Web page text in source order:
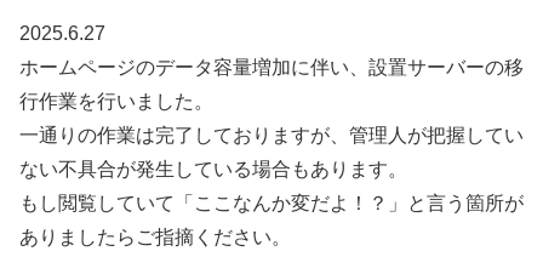
2025.6.27
ホームページのデータ容量増加に伴い、設置サーバーの移
行作業を行いました。
一通りの作業は完了しておりますが、管理人が把握してい
ない不具合が発生している場合もあります。
もし閲覧していて「ここなんか変だよ！？」と言う箇所が
ありましたらご指摘ください。